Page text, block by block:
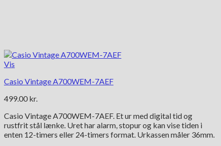
Vis
Casio Vintage A700WEM-7AEF
499.00 kr.
Casio Vintage A700WEM-7AEF. Et ur med digital tid og
rustfrit stål lænke. Uret har alarm, stopur og kan vise tiden i
enten 12-timers eller 24-timers format. Urkassen måler 36mm.